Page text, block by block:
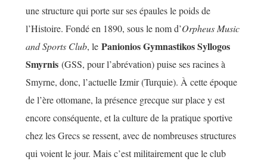
une structure qui porte sur ses épaules le poids de
l’Histoire. Fondé en 1890, sous le nom d’Orpheus Music
and Sports Club, le Panionios Gymnastikos Syllogos
Smyrnis (GSS, pour l’abrévation) puise ses racines à
Smyrne, donc, l’actuelle Izmir (Turquie). À cette époque
de l’ère ottomane, la présence grecque sur place y est
encore conséquente, et la culture de la pratique sportive
chez les Grecs se ressent, avec de nombreuses structures
qui voient le jour. Mais c’est militairement que le club